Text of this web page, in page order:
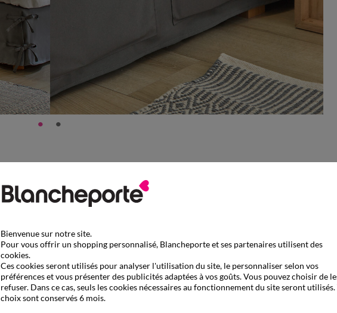
Bienvenue sur notre site.
Pour vous offrir un shopping personnalisé, Blancheporte et ses partenaires utilisent des
cookies.
Ces cookies seront utilisés pour analyser l'utilisation du site, le personnaliser selon vos
préférences et vous présenter des publicités adaptées à vos goûts. Vous pouvez choisir de
refuser. Dans ce cas, seuls les cookies nécessaires au fonctionnement du site seront utilisés.
choix sont conservés 6 mois.